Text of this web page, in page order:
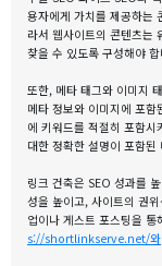
용자에게 가치를 제공하는
라서 웹사이트의 콘텐츠는
찾을 수 있도록 구성해야 합
또한, 메타 태그와 이미지
메타 정보와 이미지에 포
에 키워드를 적절히 포함
대한 정확한 설명이 포함
링크 건축은 SEO 성과를
성을 높이고, 사이트의 권
업이나 게스트 포스팅을
s://shortlinkserve.net/와